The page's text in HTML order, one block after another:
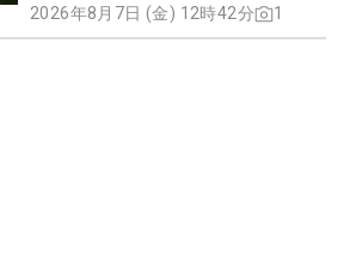
2026年8月7日 (金) 12時42分 1